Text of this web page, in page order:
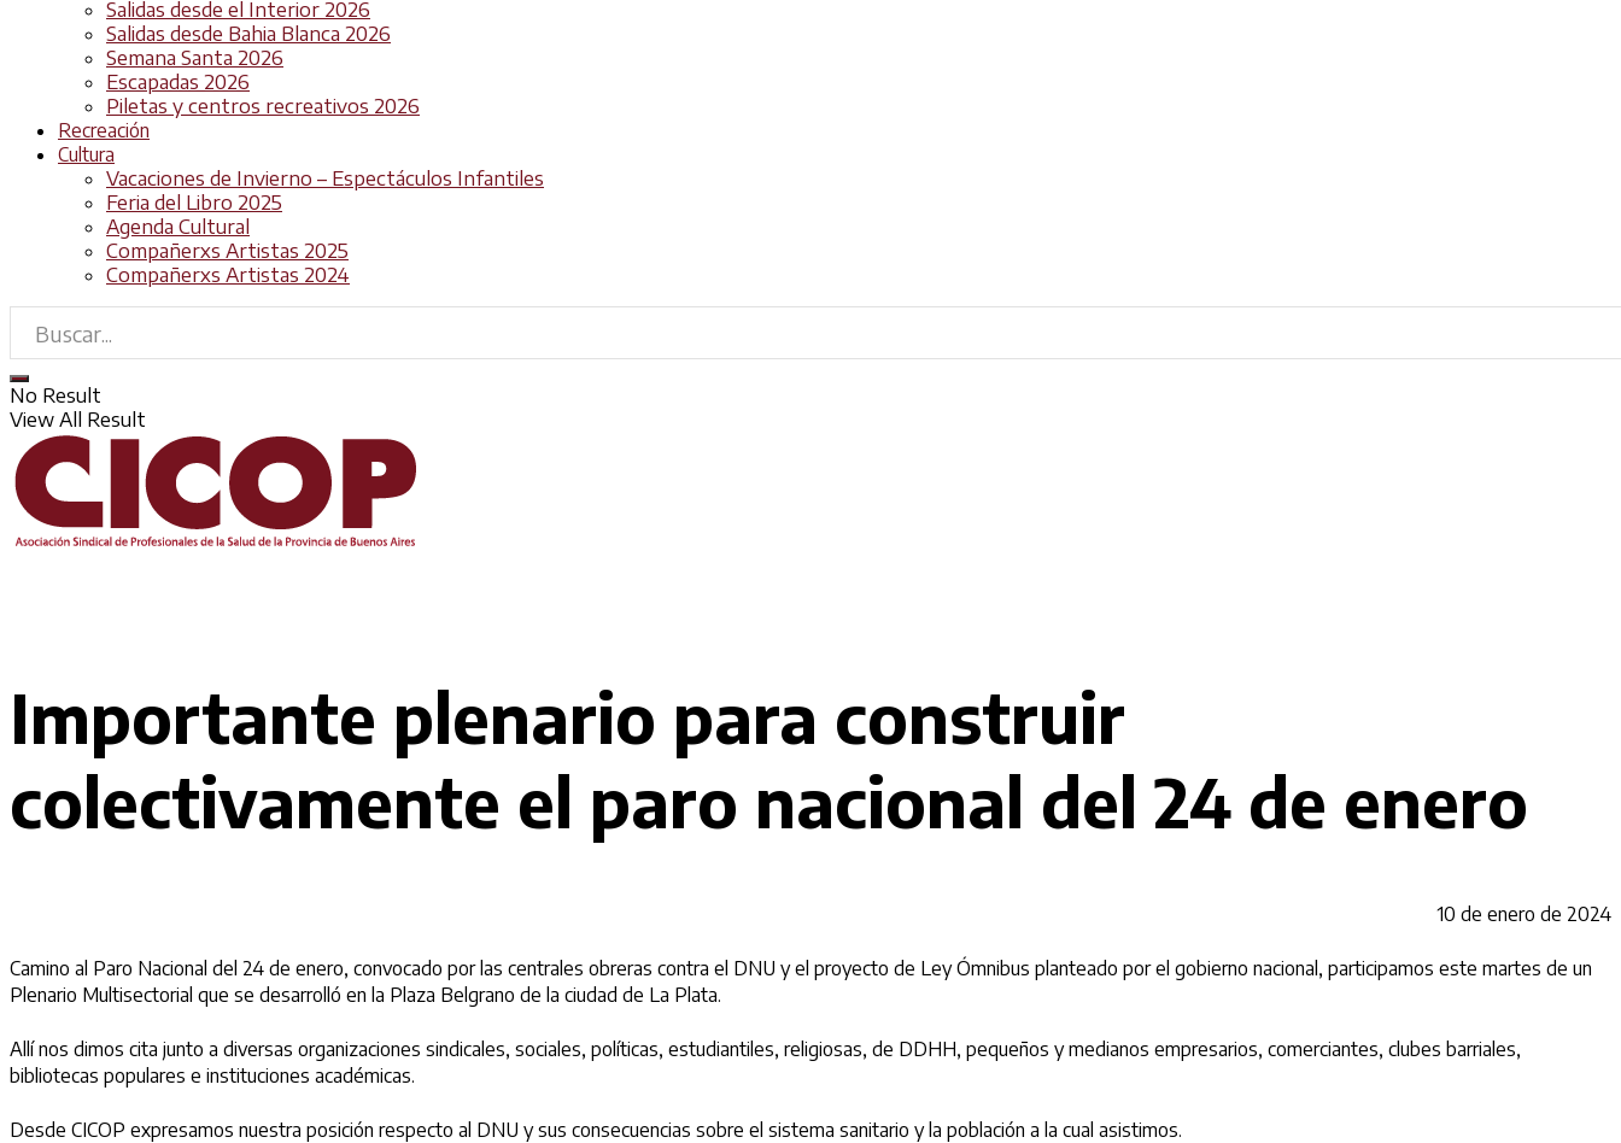
Salidas desde el Interior 2026
Salidas desde Bahia Blanca 2026
Semana Santa 2026
Escapadas 2026
Piletas y centros recreativos 2026
Recreación
Cultura
Vacaciones de Invierno – Espectáculos Infantiles
Feria del Libro 2025
Agenda Cultural
Compañerxs Artistas 2025
Compañerxs Artistas 2024
No Result
View All Result
Importante plenario para construir
colectivamente el paro nacional del 24 de enero
10 de enero de 2024
Camino al Paro Nacional del 24 de enero, convocado por las centrales obreras contra el DNU y el proyecto de Ley Ómnibus planteado por el gobierno nacional, participamos este martes de un
Plenario Multisectorial que se desarrolló en la Plaza Belgrano de la ciudad de La Plata.
Allí nos dimos cita junto a diversas organizaciones sindicales, sociales, políticas, estudiantiles, religiosas, de DDHH, pequeños y medianos empresarios, comerciantes, clubes barriales,
bibliotecas populares e instituciones académicas.
Desde CICOP expresamos nuestra posición respecto al DNU y sus consecuencias sobre el sistema sanitario y la población a la cual asistimos.